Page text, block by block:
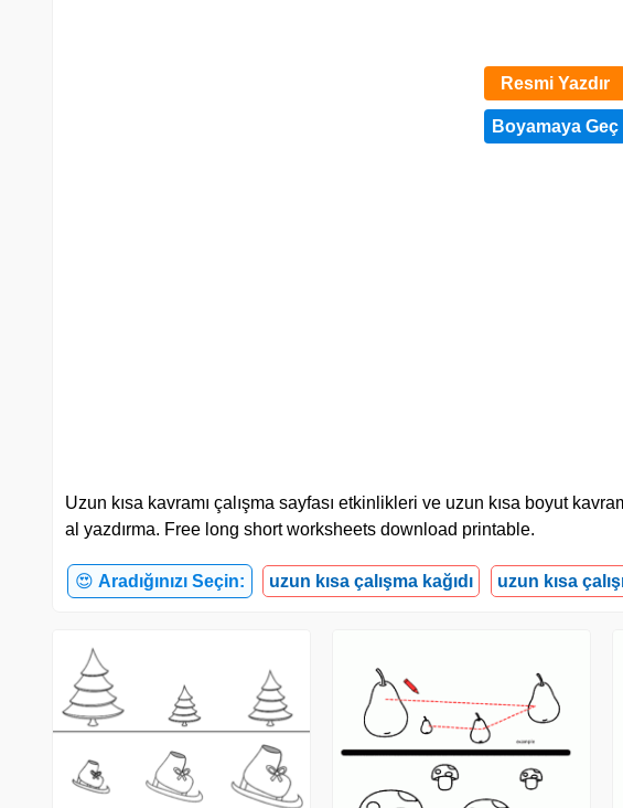
Resmi Yazdır
Uzun kısa kavramı çalışma sayfası etkinlikleri ve uzun kısa boyut
al yazdırma. Free long short worksheets download printable.
😍 Aradığınızı Seçin: uzun kısa çalışma kağıdı uzun kısa